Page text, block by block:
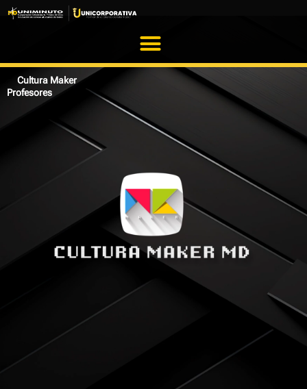
Cultura Maker
Profesores